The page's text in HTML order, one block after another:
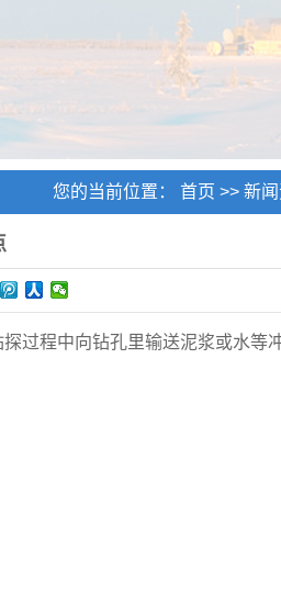
您的当前位置： 首页 >> 新
过程中向钻孔里输送泥浆或水等